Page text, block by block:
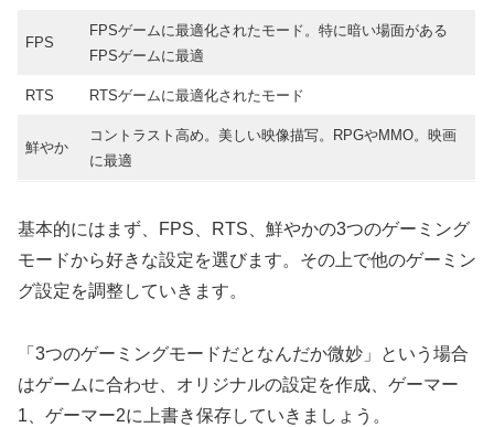
FPS
FPSゲームに最適化されたモード。特に暗い場面がある
FPSゲームに最適
RTS RTSゲームに最適化されたモード
鮮やか
コントラスト高め。美しい映像描写。RPGやMMO。映画
に最適
基本的にはまず、FPS、RTS、鮮やかの3つのゲーミング
モードから好きな設定を選びます。その上で他のゲーミン
グ設定を調整していきます。
「3つのゲーミングモードだとなんだか微妙」という場合
はゲームに合わせ、オリジナルの設定を作成、ゲーマー
1、ゲーマー2に上書き保存していきましょう。